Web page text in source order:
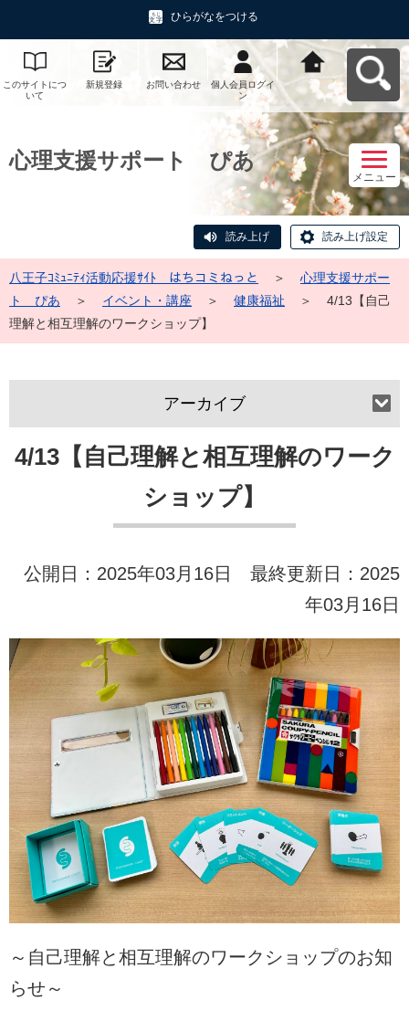
ひらがなをつける
このサイトにつ
いて
新規登録 お問い合わせ
個人会員ログイ
ン
八王子ｺﾐｭﾆﾃｨ活
動応援ｻｲﾄ はち
コミねっとへ戻
る
心理支援サポート ぴあ
メニュー
読み上げ 読み上げ設定
八王子ｺﾐｭﾆﾃｨ活動応援ｻｲﾄ はちコミねっと ＞
心理支援サポー
ト ぴあ
＞ イベント・講座 ＞ 健康福祉 ＞
4/13【自己
理解と相互理解のワークショップ】
4/13【自己理解と相互理解のワーク
ショップ】
公開日：2025年03月16日 最終更新日：2025
年03月16日
～自己理解と相互理解のワークショップのお知
らせ～
アーカイブ